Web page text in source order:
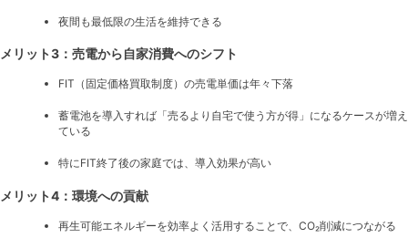
夜間も最低限の生活を維持できる
メリット3：売電から自家消費へのシフト
FIT（固定価格買取制度）の売電単価は年々下落
蓄電池を導入すれば「売るより自宅で使う方が得」になるケースが増え
ている
特にFIT終了後の家庭では、導入効果が高い
メリット4：環境への貢献
再生可能エネルギーを効率よく活用することで、CO₂削減につながる